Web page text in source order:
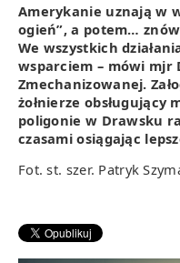
Amerykanie uznają w
ogień”, a potem…
We wszystkich
wsparciem – mówi mjr
Zmechanizowanej.
żołnierze obsługujący
poligonie w Drawsku
czasami osiągając
Fot. st. szer. Patryk